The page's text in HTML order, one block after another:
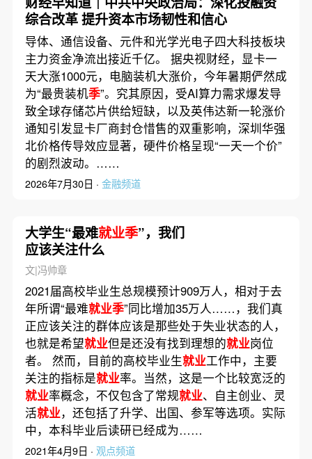
综合改革 提升资本市场韧性和信心
导体、通信设备、元件和光学光电子四大科技板块
主力资金净流出接近千亿。 据央视财经，显卡一
天大涨1000元，电脑装机大涨价，今年暑期俨然成
为“最贵装机季”。究其原因，受‌AI算力需求爆发‌导
致全球存储芯片供给短缺，以及‌英伟达新一轮涨价
通知‌引发显卡厂商封仓惜售的双重影响，深圳华强
北价格传导效应显著，硬件价格呈现“一天一个价”
的剧烈波动。……
2026年7月30日 · 金融频道
大学生“最难就业季”，我们
应该关注什么
文|冯帅章
2021届高校毕业生总规模预计909万人，相对于去
年所谓“最难就业季”同比增加35万人……，我们真
正应该关注的群体应该是那些处于失业状态的人，
也就是希望就业但是还没有找到理想的就业岗位
者。 然而，目前的高校毕业生就业工作中，主要
关注的指标是就业率。当然，这是一个比较宽泛的
就业率概念，不仅包含了常规就业、自主创业、灵
活就业，还包括了升学、出国、参军等选项。实际
中，本科毕业后读研已经成为……
2021年4月9日 · 观点频道